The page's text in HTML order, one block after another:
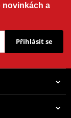
novinkách a
Přihlásit se